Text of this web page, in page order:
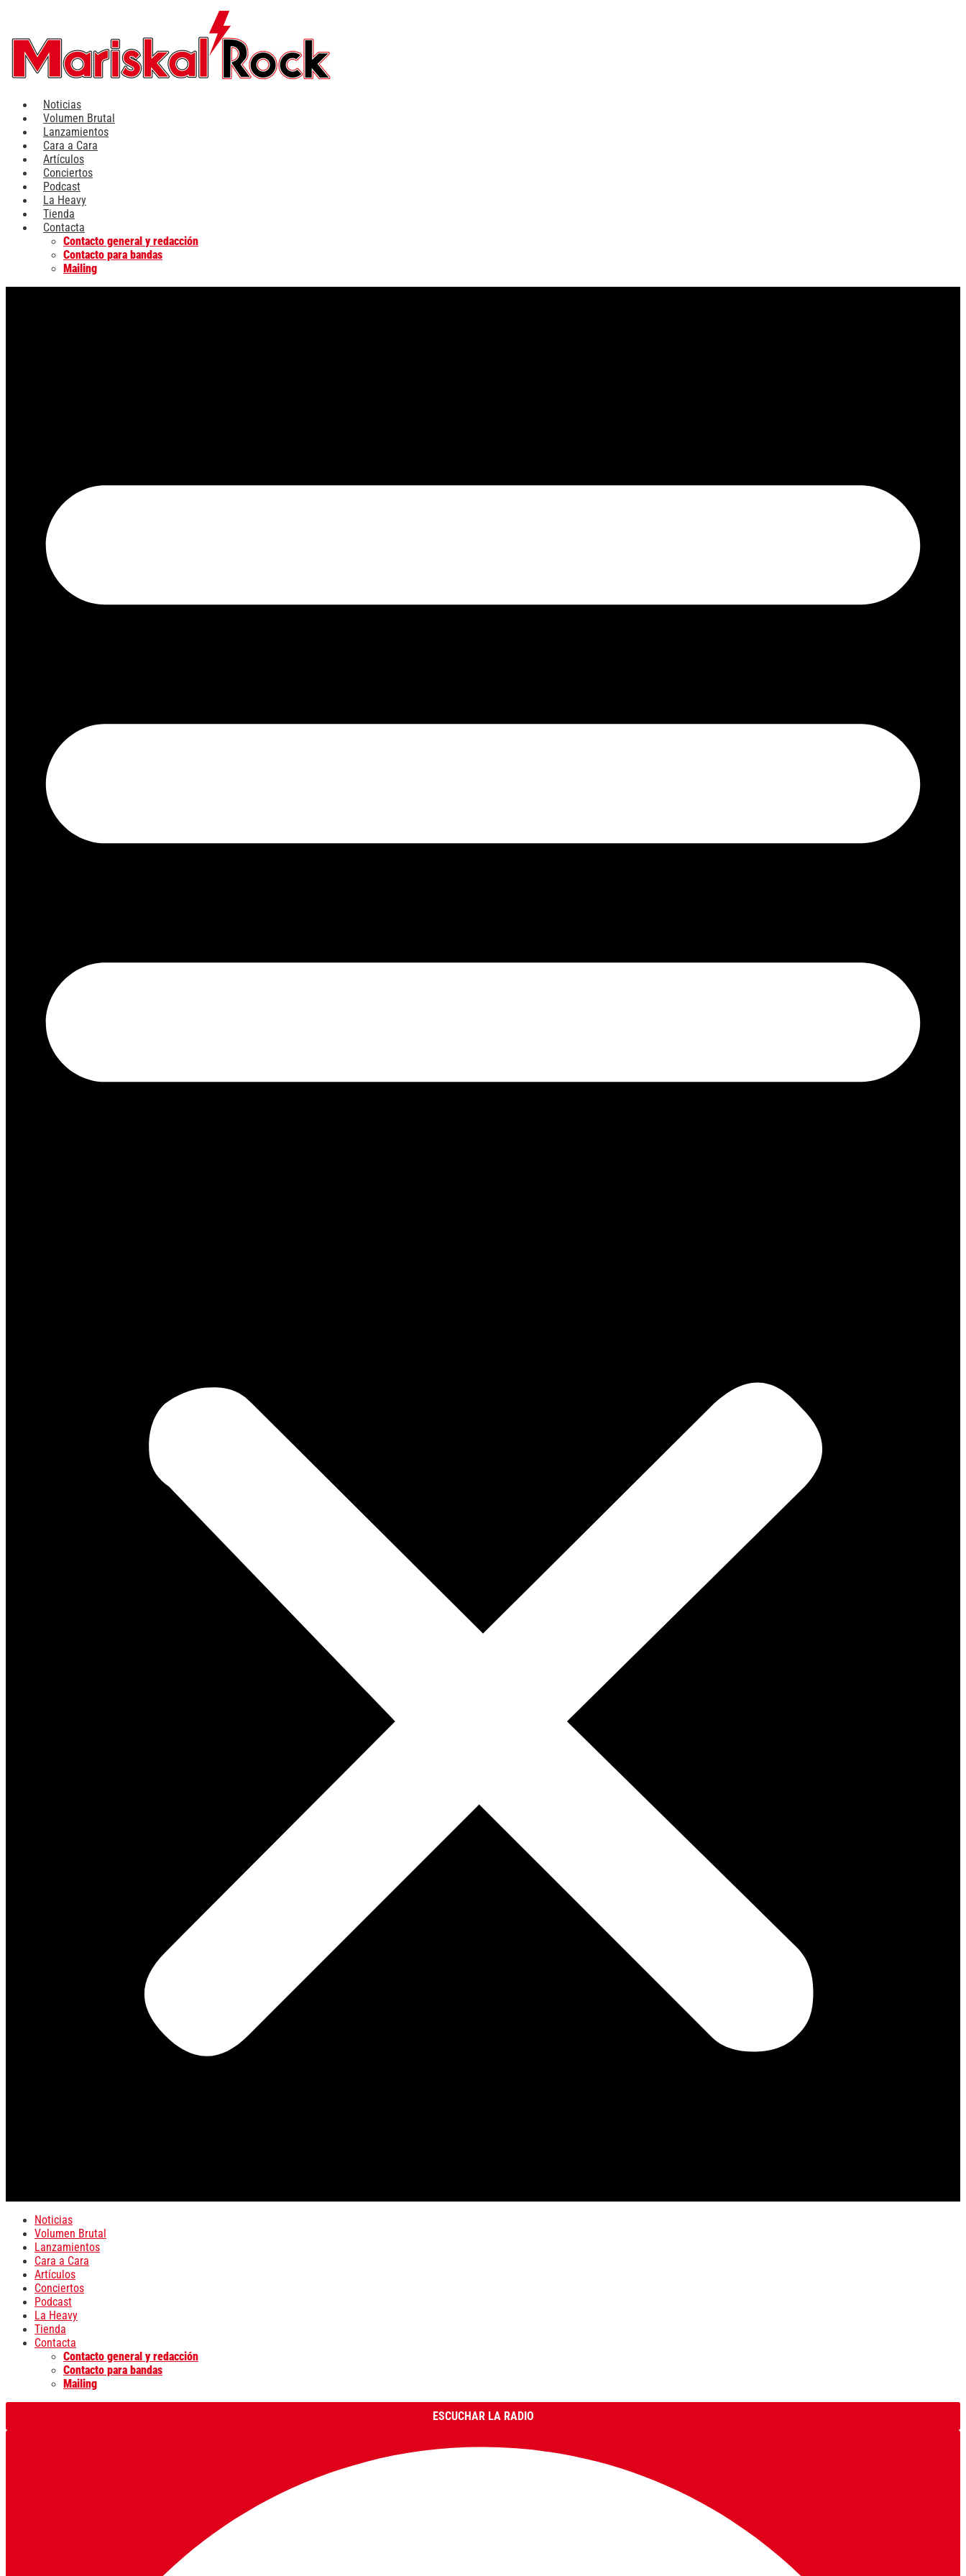
contenido
Noticias
Volumen Brutal
Lanzamientos
Cara a Cara
Artículos
Conciertos
Podcast
La Heavy
Tienda
Contacta
Contacto general y redacción
Contacto para bandas
Mailing
Noticias
Volumen Brutal
Lanzamientos
Cara a Cara
Artículos
Conciertos
Podcast
La Heavy
Tienda
Contacta
Contacto general y redacción
Contacto para bandas
Mailing
ESCUCHAR LA RADIO